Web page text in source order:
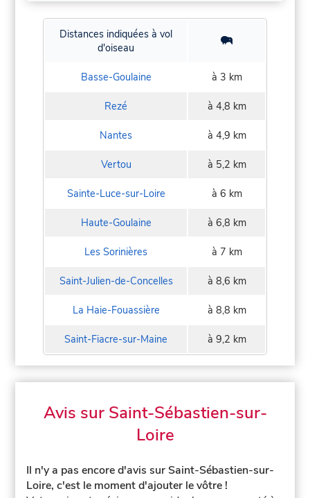
Distances indiquées à vol
d'oiseau
Basse-Goulaine à 3 km
Rezé à 4,8 km
Nantes à 4,9 km
Vertou à 5,2 km
Sainte-Luce-sur-Loire à 6 km
Haute-Goulaine à 6,8 km
Les Sorinières à 7 km
Saint-Julien-de-Concelles à 8,6 km
La Haie-Fouassière à 8,8 km
Saint-Fiacre-sur-Maine à 9,2 km
Avis sur Saint-Sébastien-sur-
Loire
Il n'y a pas encore d'avis sur Saint-Sébastien-sur-
Loire, c'est le moment d'ajouter le vôtre !